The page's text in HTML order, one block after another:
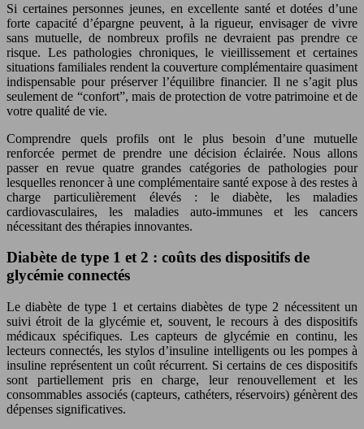
Si certaines personnes jeunes, en excellente santé et dotées d’une
forte capacité d’épargne peuvent, à la rigueur, envisager de vivre
sans mutuelle, de nombreux profils ne devraient pas prendre ce
risque. Les pathologies chroniques, le vieillissement et certaines
situations familiales rendent la couverture complémentaire quasiment
indispensable pour préserver l’équilibre financier. Il ne s’agit plus
seulement de “confort”, mais de protection de votre patrimoine et de
votre qualité de vie.
Comprendre quels profils ont le plus besoin d’une mutuelle
renforcée permet de prendre une décision éclairée. Nous allons
passer en revue quatre grandes catégories de pathologies pour
lesquelles renoncer à une complémentaire santé expose à des restes à
charge particulièrement élevés : le diabète, les maladies
cardiovasculaires, les maladies auto-immunes et les cancers
nécessitant des thérapies innovantes.
Diabète de type 1 et 2 : coûts des dispositifs de
glycémie connectés
Le diabète de type 1 et certains diabètes de type 2 nécessitent un
suivi étroit de la glycémie et, souvent, le recours à des dispositifs
médicaux spécifiques. Les capteurs de glycémie en continu, les
lecteurs connectés, les stylos d’insuline intelligents ou les pompes à
insuline représentent un coût récurrent. Si certains de ces dispositifs
sont partiellement pris en charge, leur renouvellement et les
consommables associés (capteurs, cathéters, réservoirs) génèrent des
dépenses significatives.